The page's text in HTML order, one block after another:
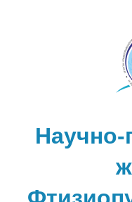
Научно-